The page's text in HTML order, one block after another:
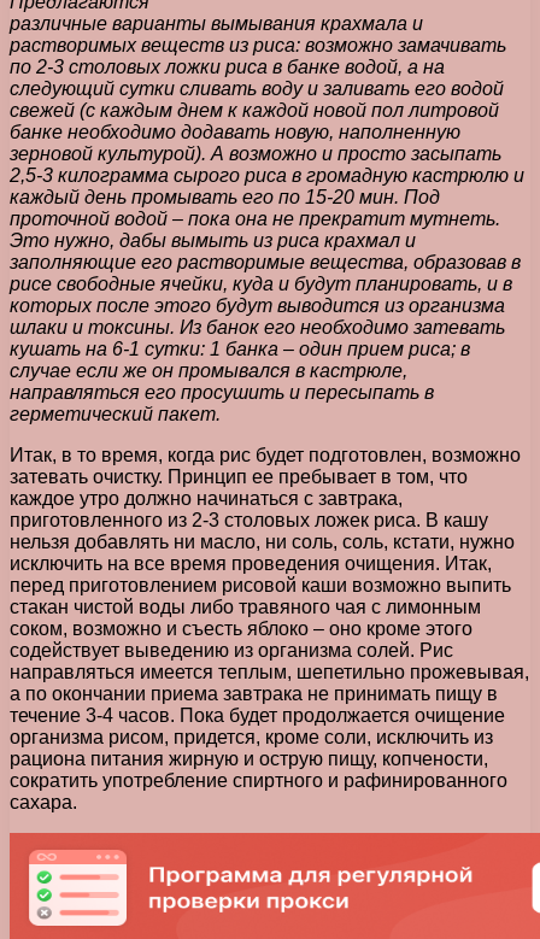
различные варианты вымывания крахмала и
растворимых веществ из риса: возможно замачивать
по 2-3 столовых ложки риса в банке водой, а на
следующий сутки сливать воду и заливать его водой
свежей (с каждым днем к каждой новой пол литровой
банке необходимо додавать новую, наполненную
зерновой культурой). А возможно и просто засыпать
2,5-3 килограмма сырого риса в громадную кастрюлю и
каждый день промывать его по 15-20 мин. Под
проточной водой – пока она не прекратит мутнеть.
Это нужно, дабы вымыть из риса крахмал и
заполняющие его растворимые вещества, образовав в
рисе свободные ячейки, куда и будут планировать, и в
которых после этого будут выводится из организма
шлаки и токсины. Из банок его необходимо затевать
кушать на 6-1 сутки: 1 банка – один прием риса; в
случае если же он промывался в кастрюле,
направляться его просушить и пересыпать в
герметический пакет.
Итак, в то время, когда рис будет подготовлен, возможно
затевать очистку. Принцип ее пребывает в том, что
каждое утро должно начинаться с завтрака,
приготовленного из 2-3 столовых ложек риса. В кашу
нельзя добавлять ни масло, ни соль, соль, кстати, нужно
исключить на все время проведения очищения. Итак,
перед приготовлением рисовой каши возможно выпить
стакан чистой воды либо травяного чая с лимонным
соком, возможно и съесть яблоко – оно кроме этого
содействует выведению из организма солей. Рис
направляться имеется теплым, шепетильно прожевывая,
а по окончании приема завтрака не принимать пищу в
течение 3-4 часов. Пока будет продолжается очищение
организма рисом, придется, кроме соли, исключить из
рациона питания жирную и острую пищу, копчености,
сократить употребление спиртного и рафинированного
сахара.